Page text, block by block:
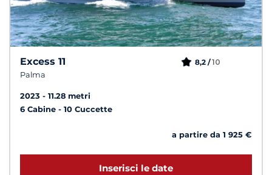
Excess 11
Palma
8,2 /10
2023
11.28 metri
6 Cabine
10 Cuccette
a partire da 1 925 €
Inserisci le date